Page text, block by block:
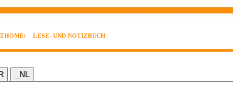
LESE- UND NOTIZBUCH
_NL